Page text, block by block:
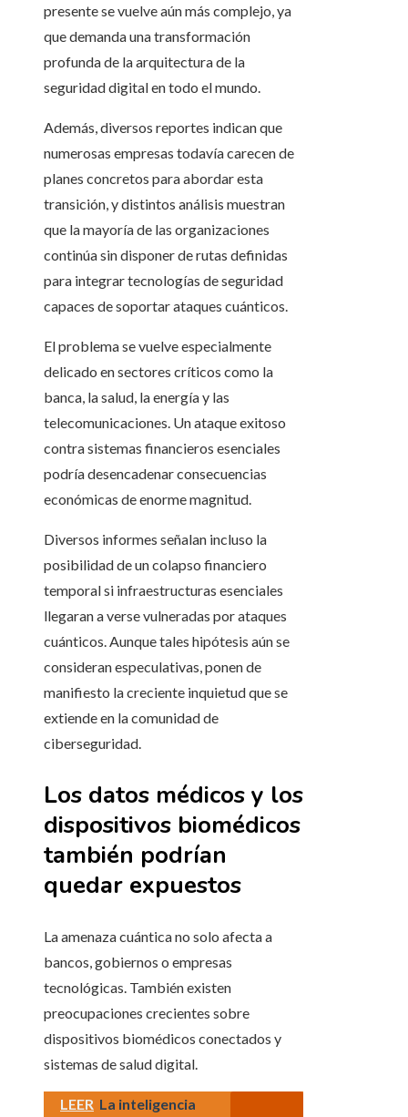
presente se vuelve aún más complejo, ya
que demanda una transformación
profunda de la arquitectura de la
seguridad digital en todo el mundo.
Además, diversos reportes indican que
numerosas empresas todavía carecen de
planes concretos para abordar esta
transición, y distintos análisis muestran
que la mayoría de las organizaciones
continúa sin disponer de rutas definidas
para integrar tecnologías de seguridad
capaces de soportar ataques cuánticos.
El problema se vuelve especialmente
delicado en sectores críticos como la
banca, la salud, la energía y las
telecomunicaciones. Un ataque exitoso
contra sistemas financieros esenciales
podría desencadenar consecuencias
económicas de enorme magnitud.
Diversos informes señalan incluso la
posibilidad de un colapso financiero
temporal si infraestructuras esenciales
llegaran a verse vulneradas por ataques
cuánticos. Aunque tales hipótesis aún se
consideran especulativas, ponen de
manifiesto la creciente inquietud que se
extiende en la comunidad de
ciberseguridad.
Los datos médicos y los
dispositivos biomédicos
también podrían
quedar expuestos
La amenaza cuántica no solo afecta a
bancos, gobiernos o empresas
tecnológicas. También existen
preocupaciones crecientes sobre
dispositivos biomédicos conectados y
sistemas de salud digital.
LEER La inteligencia